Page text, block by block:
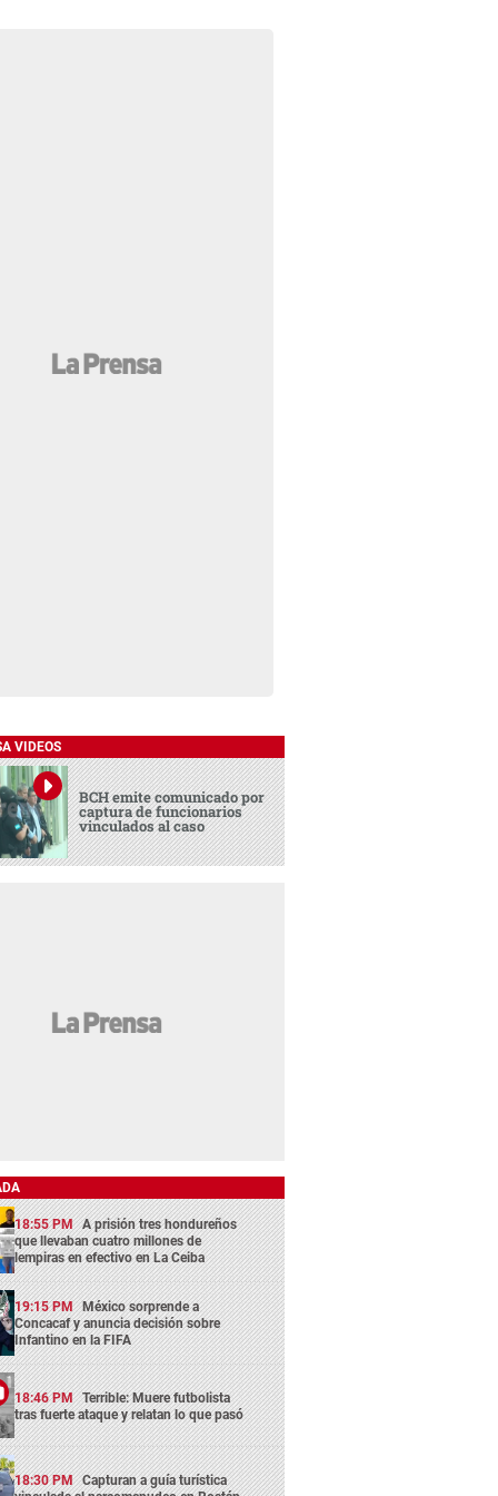
VIDEOS
BCH emite comunicado por
captura de funcionarios
vinculados al caso
18:55 PM A prisión tres hondureños
que llevaban cuatro millones de
lempiras en efectivo en La Ceiba
19:15 PM México sorprende a
Concacaf y anuncia decisión sobre
Infantino en la FIFA
18:46 PM Terrible: Muere futbolista
tras fuerte ataque y relatan lo que pasó
18:30 PM Capturan a guía turística